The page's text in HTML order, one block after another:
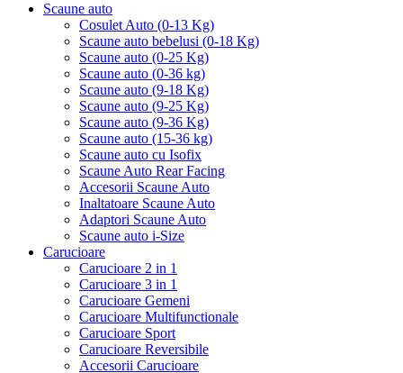
Scaune auto
Cosulet Auto (0-13 Kg)
Scaune auto bebelusi (0-18 Kg)
Scaune auto (0-25 Kg)
Scaune auto (0-36 kg)
Scaune auto (9-18 Kg)
Scaune auto (9-25 Kg)
Scaune auto (9-36 Kg)
Scaune auto (15-36 kg)
Scaune auto cu Isofix
Scaune Auto Rear Facing
Accesorii Scaune Auto
Inaltatoare Scaune Auto
Adaptori Scaune Auto
Scaune auto i-Size
Carucioare
Carucioare 2 in 1
Carucioare 3 in 1
Carucioare Gemeni
Carucioare Multifunctionale
Carucioare Sport
Carucioare Reversibile
Accesorii Carucioare